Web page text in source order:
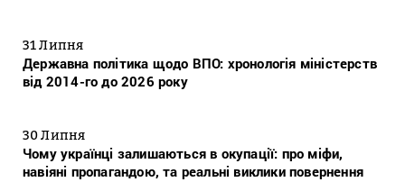
31 Липня
Державна політика щодо ВПО: хронологія міністерств
від 2014-го до 2026 року
30 Липня
Чому українці залишаються в окупації: про міфи,
навіяні пропагандою, та реальні виклики повернення